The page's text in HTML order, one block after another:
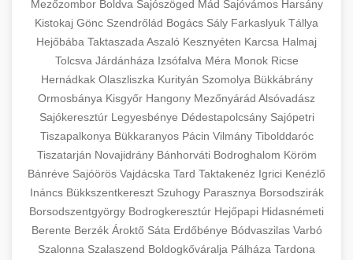
Mezőzombor Boldva Sajószöged Mád Sajóvámos Harsány
Kistokaj Gönc Szendrőlád Bogács Sály Farkaslyuk Tállya
Hejőbába Taktaszada Aszaló Kesznyéten Karcsa Halmaj
Tolcsva Járdánháza Izsófalva Méra Monok Ricse
Hernádkak Olaszliszka Kurityán Szomolya Bükkábrány
Ormosbánya Kisgyőr Hangony Mezőnyárád Alsóvadász
Sajókeresztúr Legyesbénye Dédestapolcsány Sajópetri
Tiszapalkonya Bükkaranyos Pácin Vilmány Tibolddaróc
Tiszatarján Novajidrány Bánhorváti Bodroghalom Köröm
Bánréve Sajóörös Vajdácska Tard Taktakenéz Igrici Kenézlő
Ináncs Bükkszentkereszt Szuhogy Parasznya Borsodszirák
Borsodszentgyörgy Bodrogkeresztúr Hejőpapi Hidasnémeti
Berente Berzék Ároktő Sáta Erdőbénye Bódvaszilas Varbó
Szalonna Szalaszend Boldogkőváralja Pálháza Tardona